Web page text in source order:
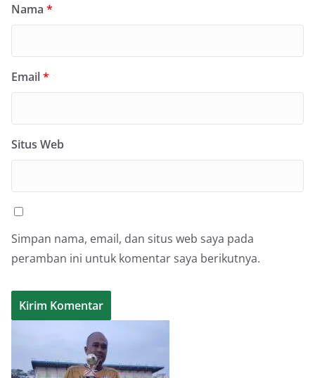
Nama *
Email*
Situs Web
Simpan nama, email, dan situs web saya pada
peramban ini untuk komentar saya berikutnya.